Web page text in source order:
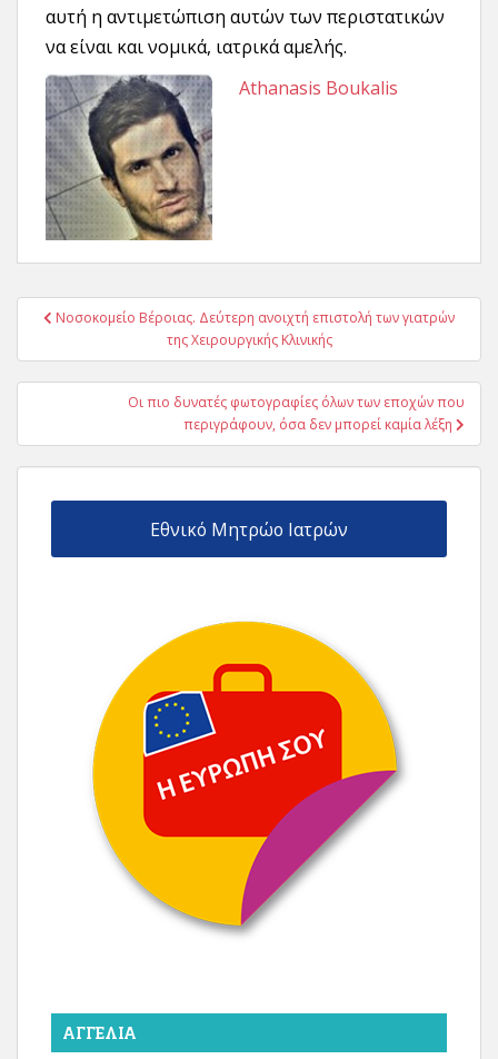
αυτή η αντιμετώπιση αυτών των περιστατικών
να είναι και νομικά, ιατρικά αμελής.
Athanasis Boukalis
Πλοήγηση
Νοσοκομείο Βέροιας. Δεύτερη ανοιχτή επιστολή των γιατρών
της Χειρουργικής Κλινικής
Οι πιο δυνατές φωτογραφίες όλων των εποχών που
περιγράφουν, όσα δεν μπορεί καμία λέξη
Εθνικό Μητρώο Ιατρών
ΑΓΓΕΛΊΑ